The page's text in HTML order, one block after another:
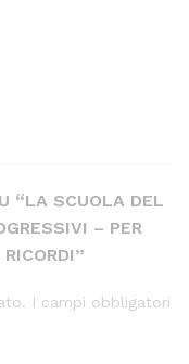
“LA SCUOLA DEL
– PER
I campi obbligatori